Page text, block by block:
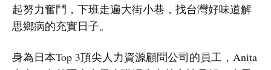
起努力奮鬥，下班走遍大街小巷，找台灣好味道解
思鄉病的充實日子。
身為日本Top 3頂尖人力資源顧問公司的員工，Anita